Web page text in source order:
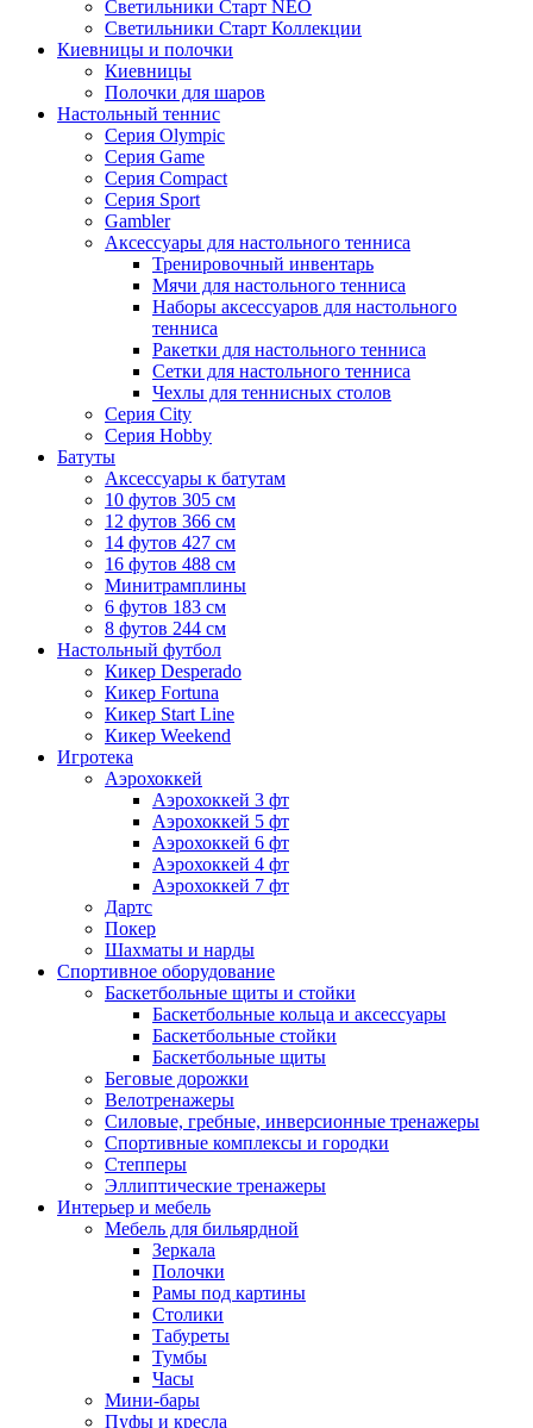
Светильники Старт NEO
Светильники Старт Коллекции
Киевницы и полочки
Киевницы
Полочки для шаров
Настольный теннис
Серия Olympic
Серия Game
Серия Compact
Серия Sport
Gambler
Аксессуары для настольного тенниса
Тренировочный инвентарь
Мячи для настольного тенниса
Наборы аксессуаров для настольного
тенниса
Ракетки для настольного тенниса
Сетки для настольного тенниса
Чехлы для теннисных столов
Серия City
Серия Hobby
Батуты
Аксессуары к батутам
10 футов 305 см
12 футов 366 см
14 футов 427 см
16 футов 488 см
Минитрамплины
6 футов 183 см
8 футов 244 см
Настольный футбол
Кикер Desperado
Кикер Fortuna
Кикер Start Line
Кикер Weekend
Игротека
Аэрохоккей
Аэрохоккей 3 фт
Аэрохоккей 5 фт
Аэрохоккей 6 фт
Аэрохоккей 4 фт
Аэрохоккей 7 фт
Дартс
Покер
Шахматы и нарды
Спортивное оборудование
Баскетбольные щиты и стойки
Баскетбольные кольца и аксессуары
Баскетбольные стойки
Баскетбольные щиты
Беговые дорожки
Велотренажеры
Силовые, гребные, инверсионные тренажеры
Спортивные комплексы и городки
Степперы
Эллиптические тренажеры
Интерьер и мебель
Мебель для бильярдной
Зеркала
Полочки
Рамы под картины
Столики
Табуреты
Тумбы
Часы
Мини-бары
Пуфы и кресла